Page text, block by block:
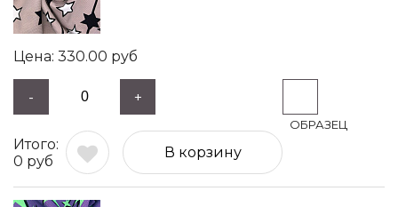
330.00 руб
- +
0 руб
В корзину